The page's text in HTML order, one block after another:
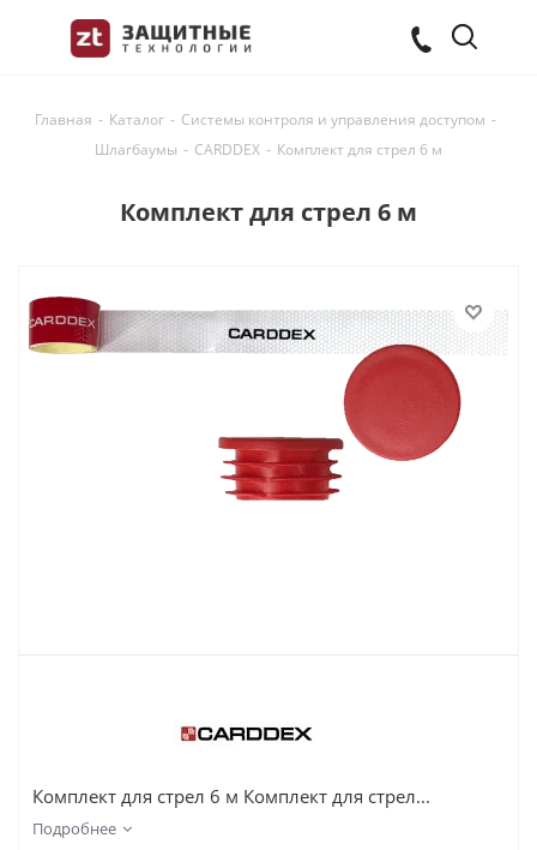
Главная - Каталог - Системы контроля и управления доступом -
Шлагбаумы - CARDDEX - Комплект для стрел 6 м
Комплект для стрел 6 м
Комплект для стрел 6 м Комплект для стрел...
Подробнее